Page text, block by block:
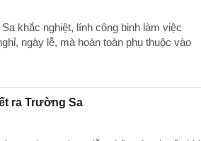
khắc nghiệt, lính công binh làm việc
ngày lễ, mà hoàn toàn phụ thuộc vào
ra Trường Sa